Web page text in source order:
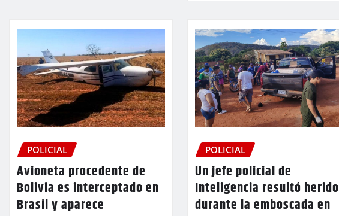
POLICIAL
Avioneta procedente de
Bolivia es interceptado en
Brasil y aparece
POLICIAL
Un jefe policial de
Inteligencia resultó herido
durante la emboscada en